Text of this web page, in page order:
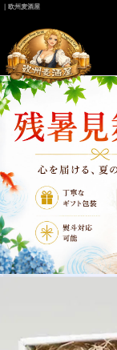
｜欧州麦酒屋